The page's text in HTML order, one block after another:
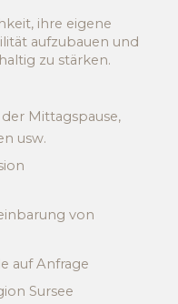
ihre eigene
aufzubauen und
zu stärken.
Mittagspause,
usw.
von
auf Anfrage
Sursee